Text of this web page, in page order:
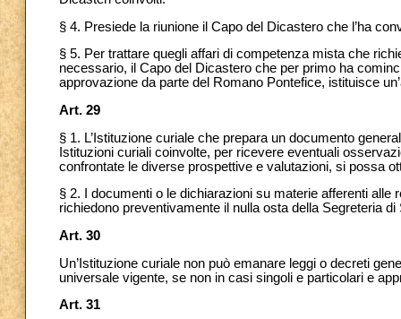
§ 4. Presiede la riunione il Capo del Dicastero che l’ha
§ 5. Per trattare quegli affari di competenza mista che
necessario, il Capo del Dicastero che per primo ha
approvazione da parte del Romano Pontefice, istituisce
Art. 29
§ 1. L’Istituzione curiale che prepara un documento
Istituzioni curiali coinvolte, per ricevere eventuali
confrontate le diverse prospettive e valutazioni, si possa
§ 2. I documenti o le dichiarazioni su materie afferenti alle
richiedono preventivamente il nulla osta della Segreteria di
Art. 30
Un’Istituzione curiale non può emanare leggi o decreti
universale vigente, se non in casi singoli e particolari e
Art. 31